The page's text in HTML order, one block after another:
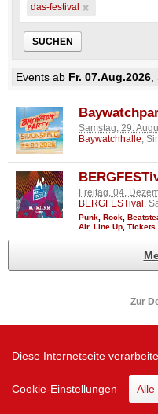
Diese Internetseite
Cookie-Einstellungen Alle
das-festival
SUCHEN
Events ab Fr. 07.Aug.2026
Samstag, 29.
Baywatchhalle,
Freitag, 04.
BERGFESTival,
Punk Rock
Air, Line Up Tickets
Zur